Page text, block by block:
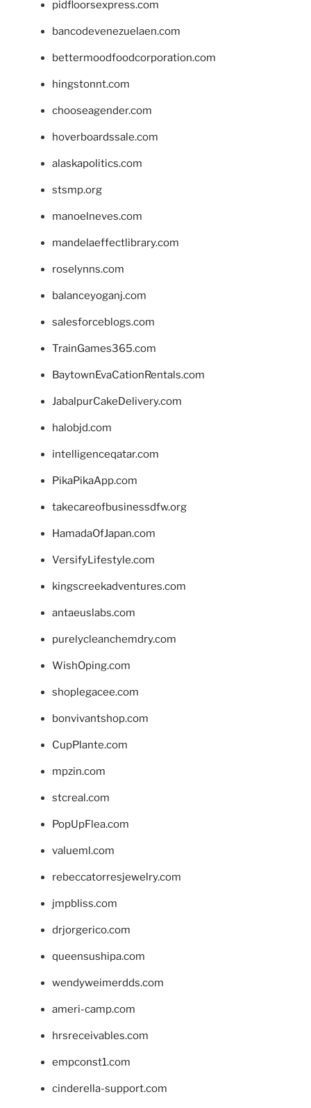
pidfloorsexpress.com
bancodevenezuelaen.com
bettermoodfoodcorporation.com
hingstonnt.com
chooseagender.com
hoverboardssale.com
alaskapolitics.com
stsmp.org
manoelneves.com
mandelaeffectlibrary.com
roselynns.com
balanceyoganj.com
salesforceblogs.com
TrainGames365.com
BaytownEvaCationRentals.com
JabalpurCakeDelivery.com
halobjd.com
intelligenceqatar.com
PikaPikaApp.com
takecareofbusinessdfw.org
HamadaOfJapan.com
VersifyLifestyle.com
kingscreekadventures.com
antaeuslabs.com
purelycleanchemdry.com
WishOping.com
shoplegacee.com
bonvivantshop.com
CupPlante.com
mpzin.com
stcreal.com
PopUpFlea.com
valueml.com
rebeccatorresjewelry.com
jmpbliss.com
drjorgerico.com
queensushipa.com
wendyweimerdds.com
ameri-camp.com
hrsreceivables.com
empconst1.com
cinderella-support.com